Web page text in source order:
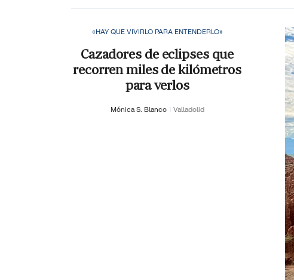
«HAY QUE VIVIRLO PARA ENTENDERLO»
Cazadores de eclipses que
recorren miles de kilómetros
para verlos
Mónica S. Blanco Valladolid